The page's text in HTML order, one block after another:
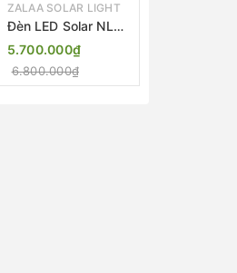
ZALAA SOLAR LIGHT
Đèn LED Solar NLMT
Liền Thể ZKC-TG
25W All in One |
ZALAA Street Light
5.700.000₫
6.800.000₫